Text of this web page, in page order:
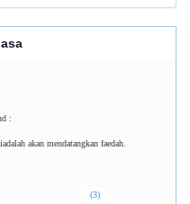
:
akan mendatangkan faedah.
(3)